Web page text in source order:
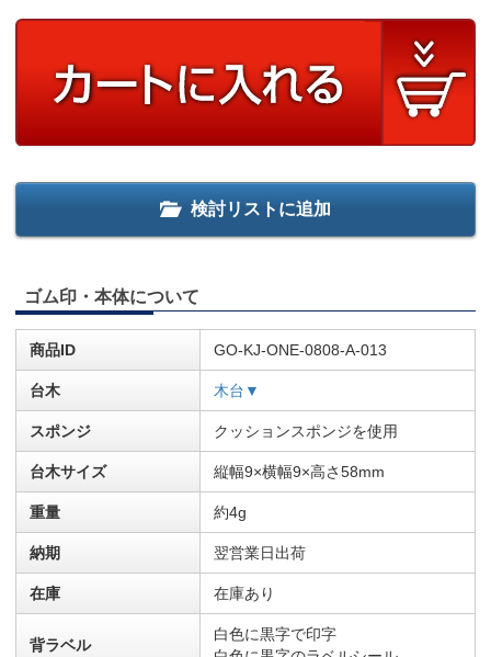
検討リストに追加
ゴム印・本体について
商品ID GO-KJ-ONE-0808-A-013
台木 木台▼
スポンジ クッションスポンジを使用
台木サイズ 縦幅9×横幅9×高さ58mm
重量 約4g
納期 翌営業日出荷
在庫 在庫あり
背ラベル
白色に黒字で印字